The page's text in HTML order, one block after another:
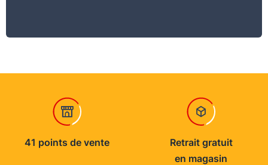
41 points de vente
Retrait gratuit
en magasin